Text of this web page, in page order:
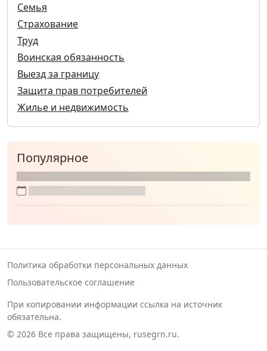
Семья
Страхование
Труд
Воинская обязанность
Выезд за границу
Защита прав потребителей
Жилье и недвижимость
Популярное
Политика обработки персональных данных
Пользовательское соглашение
При копировании информации ссылка на источник
обязательна.
© 2026 Все права защищены, rusegrn.ru.